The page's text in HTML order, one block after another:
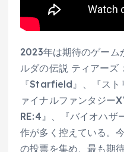
2023年は期待のゲーム
ルダの伝説 ティアーズ
『Starfield』、『スト
ァイナルファンタジー
RE:4』、『バイオハザ
作が多く控えている。
の投票を集め、最も期